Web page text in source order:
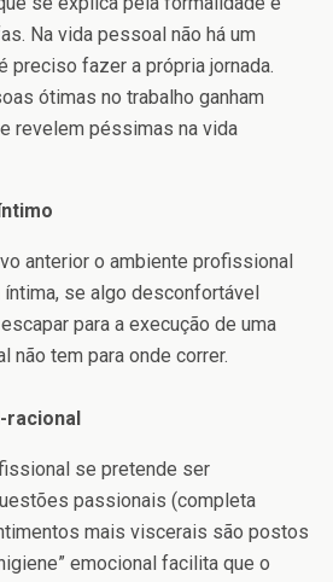
Na vida pessoal não há um
preciso fazer a própria jornada.
ótimas no trabalho ganham
revelem péssimas na vida
anterior o ambiente profissional
íntima, se algo desconfortável
para a execução de uma
não tem para onde correr.
racional
se pretende ser
passionais (completa
mais viscerais são postos
emocional facilita que o